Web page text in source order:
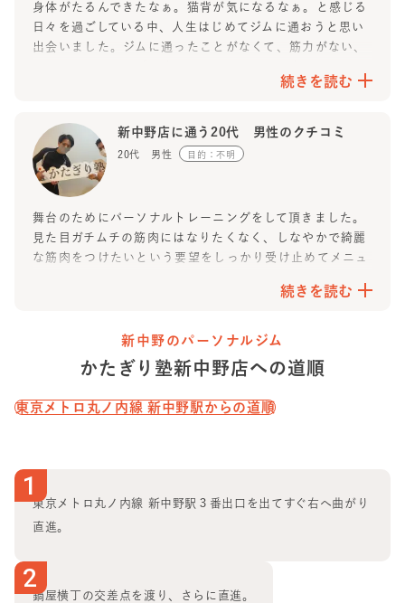
レーニングを受けてみませんか。
絶対に望む身体に変えさせます、私に任せてください。
一緒に楽しくトレーニングしましょう！！
身体がたるんできたなぁ。猫背が気になるなぁ。と感じる
日々を過ごしている中、人生はじめてジムに通おうと思い
出会いました。ジムに通ったことがなくて、筋力がない、
トレーニングが出来ました！とても優しいトレーナーさん
わせてくれ、無理なくトレーニングができました！！
トレーニングを通して心身共に変化を感じることができた
ことはとても嬉しかった
ですし、運動習慣を取り入れるこ
とでの変化がたくさんありました！！自分ひとりではこの
本当に出会えて良かったです！モチベーションを上げるこ
ともリラックスすることもできる素敵なパーソナルジムだ
と思いました^_^
続きを読む
新中野店に通う20代 男性のクチコミ
20代 男性 目的：不明
舞台のためにパーソナルトレーニングをして頂きました。
見た目ガチムチの筋肉にはなりたくなく、しなやかで綺麗
な筋肉をつけたいという要望をしっかり受け止めてメニュ
頑張っています！コロナ禍では自宅で出来るトレーニング
ています。
続きを読む
新中野のパーソナルジム
かたぎり塾新中野店への道順
東京メトロ丸ノ内線 新中野駅 からの道順
1
東京メトロ丸ノ内線 新中野駅３番出口を出てすぐ右へ曲がり
直進。
2
鍋屋横丁の交差点を渡り、さらに直進。